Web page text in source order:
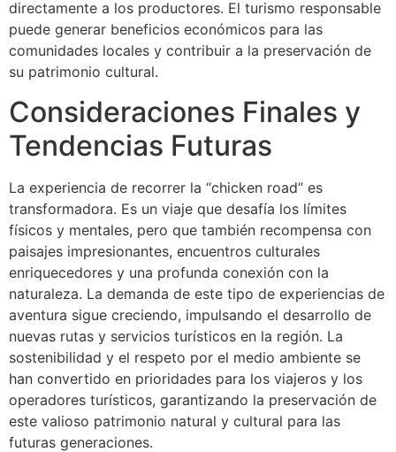
directamente a los productores. El turismo responsable
puede generar beneficios económicos para las
comunidades locales y contribuir a la preservación de
su patrimonio cultural.
Consideraciones Finales y
Tendencias Futuras
La experiencia de recorrer la “chicken road” es
transformadora. Es un viaje que desafía los límites
físicos y mentales, pero que también recompensa con
paisajes impresionantes, encuentros culturales
enriquecedores y una profunda conexión con la
naturaleza. La demanda de este tipo de experiencias de
aventura sigue creciendo, impulsando el desarrollo de
nuevas rutas y servicios turísticos en la región. La
sostenibilidad y el respeto por el medio ambiente se
han convertido en prioridades para los viajeros y los
operadores turísticos, garantizando la preservación de
este valioso patrimonio natural y cultural para las
futuras generaciones.